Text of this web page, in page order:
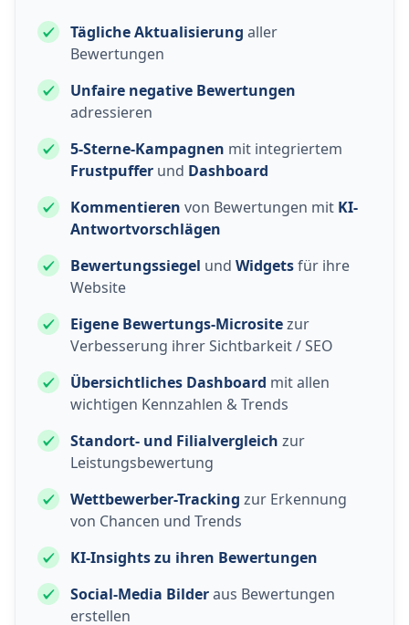
Tägliche Aktualisierung aller
Bewertungen
Unfaire negative Bewertungen
adressieren
5-Sterne-Kampagnen mit integriertem
Frustpuffer und Dashboard
Kommentieren von Bewertungen mit KI-
Antwortvorschlägen
Bewertungssiegel und Widgetsfür ihre
Website
Eigene Bewertungs-Micrositezur
Verbesserung ihrer Sichtbarkeit / SEO
Übersichtliches Dashboard mit allen
wichtigen Kennzahlen & Trends
Standort- und Filialvergleich zur
Leistungsbewertung
Wettbewerber-Tracking zur Erkennung
von Chancen und Trends
KI-Insights zu ihren Bewertungen
Social-Media Bilderaus Bewertungen
erstellen